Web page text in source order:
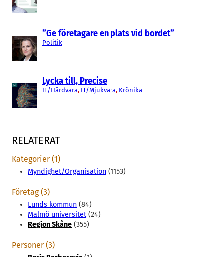
”Ge företagare en plats vid bordet”
Politik
Lycka till, Precise
IT/Hårdvara, IT/Mjukvara, Krönika
RELATERAT
Kategorier (1)
Myndighet/Organisation (1153)
Företag (3)
Lunds kommun (84)
Malmö universitet (24)
Region Skåne (355)
Personer (3)